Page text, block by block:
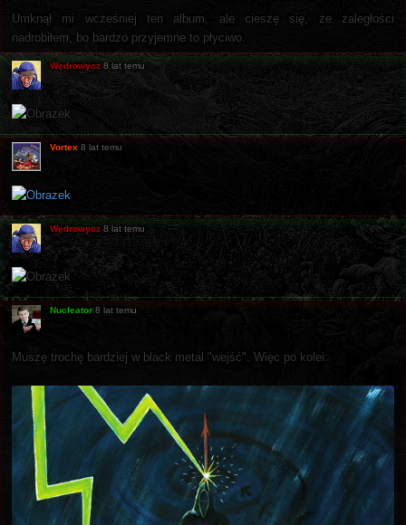
Umknął mi wcześniej ten album, ale cieszę się, że zaległości
nadrobiłem, bo bardzo przyjemne to płyciwo.
Wędrowycz 8 lat temu
Vortex 8 lat temu
Wędrowycz 8 lat temu
Nucleator 8 lat temu
Muszę trochę bardziej w black metal "wejść". Więc po kolei: